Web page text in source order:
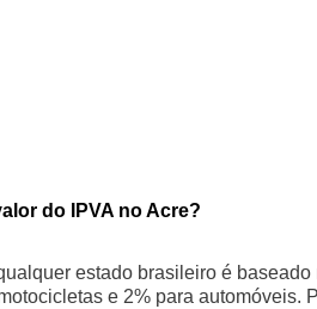
do IPVA no Acre?
estado brasileiro é
e 2% para automóveis.